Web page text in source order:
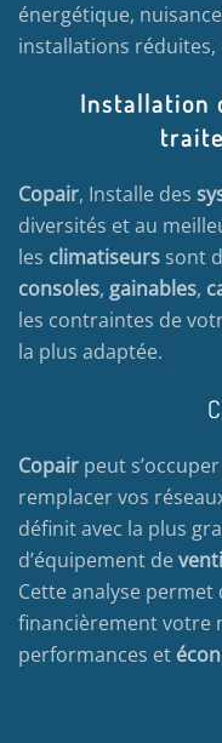
énergétique,
installations
Installation
Copair, Installe des
diversités et au
les climatiseurs sont
consoles, gainables,
les contraintes de
la plus adaptée.
Copair peut
remplacer vos
définit avec la plus
d’équipement de
Cette analyse
financièrement votre
performances et